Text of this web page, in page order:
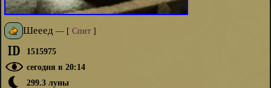
Шееед — [ Спит]
1515975
сегодня в 20:14
299.3 луны